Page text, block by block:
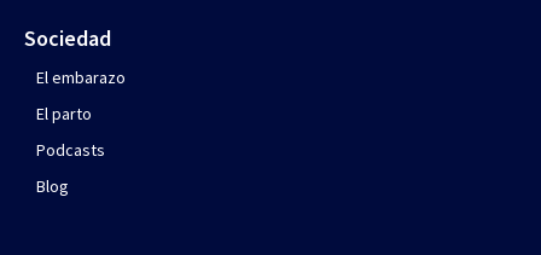
Sociedad
El embarazo
El parto
Podcasts
Blog